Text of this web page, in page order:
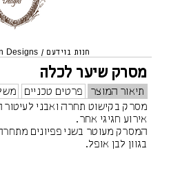
חנות בוידעם /
Designs
מסרק שיער לכלה
תיאור המוצר פרטים טכניים
מסרק בקישוט תחרה ואבני לעיטור
אירוע חגיגי אחר.
המסרק מעוטר בשני פפיונים
בגוון לבן אופל.